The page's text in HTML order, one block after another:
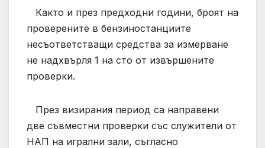
Както и през предходни години, броят на
проверените в бензиностанциите
несъответстващи средства за измерване
не надхвърля 1 на сто от извършените
проверки.
През визирания период са направени
две съвместни проверки със служители от
НАП на игрални зали, съгласно